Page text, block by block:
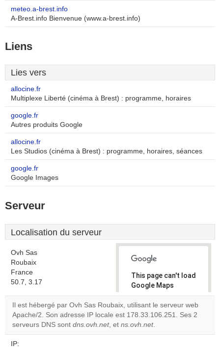
meteo.a-brest.info
A-Brest.info Bienvenue (www.a-brest.info)
Liens
Lies vers
allocine.fr
Multiplexe Liberté (cinéma à Brest) : programme, horaires
google.fr
Autres produits Google
allocine.fr
Les Studios (cinéma à Brest) : programme, horaires, séances
google.fr
Google Images
Serveur
Localisation du serveur
Ovh Sas
Roubaix
France
50.7, 3.17
This page can't load
Google Maps
correctly.
Do you
own this
Il est hébergé par Ovh Sas Roubaix, utilisant le serveur web
Apache/2. Son adresse IP locale est 178.33.106.251. Ses 2
serveurs DNS sont dns.ovh.net, et ns.ovh.net.
IP: